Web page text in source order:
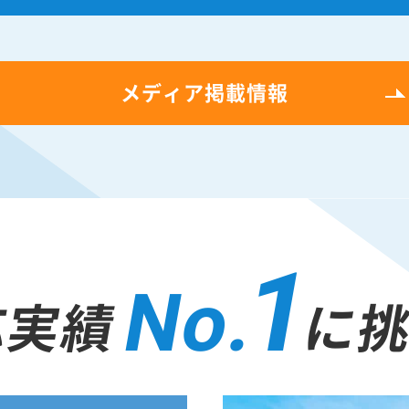
メディア掲載情報
績No.1に